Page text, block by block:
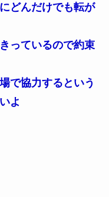
どんだけでも転が
っているので約束
で協力するという
よ